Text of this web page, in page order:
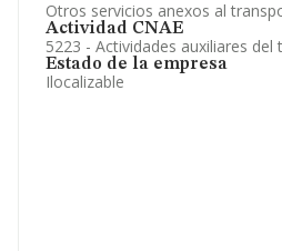
Otros servicios anexos al
Actividad CNAE
5223 - Actividades auxiliares
Estado de la empresa
Ilocalizable